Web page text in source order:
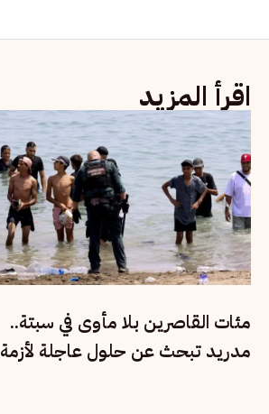
اقرأ المزيد
مئات القاصرين بلا مأوى في سبتة..
مدريد تبحث عن حلول عاجلة لأزمة